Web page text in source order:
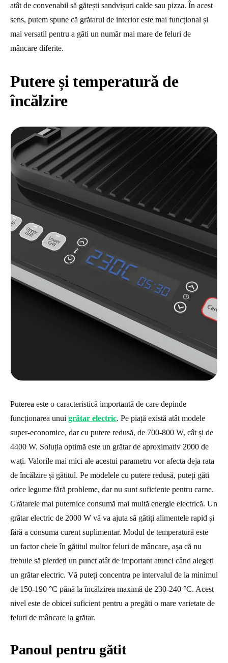
atât de convenabil să gătești sandvișuri calde sau pizza. În acest
sens, putem spune că grătarul de interior este mai funcțional și
mai versatil pentru a găti un număr mai mare de feluri de
mâncare diferite.
Putere și temperatură de
încălzire
Puterea este o caracteristică importantă de care depinde
funcționarea unui grătar electric. Pe piață există atât modele
super-economice, dar cu putere redusă, de 700-800 W, cât și de
4400 W. Soluția optimă este un grătar de aproximativ 2000 de
wați. Valorile mai mici ale acestui parametru vor afecta deja rata
de încălzire și gătitul. Pe modelele cu putere redusă, puteți găti
orice legume fără probleme, dar nu sunt suficiente pentru carne.
Grătarele mai puternice consumă mai multă energie electrică. Un
grătar electric de 2000 W vă va ajuta să gătiți alimentele rapid și
fără a consuma curent suplimentar. Modul de temperatură este
un factor cheie în gătitul multor feluri de mâncare, așa că nu
trebuie să pierdeți un punct atât de important atunci când alegeți
un grătar electric. Vă puteți concentra pe intervalul de la minimul
de 150-190 °C până la încălzirea maximă de 230-240 °C. Acest
nivel este de obicei suficient pentru a pregăti o mare varietate de
feluri de mâncare la grătar.
Panoul pentru gătit